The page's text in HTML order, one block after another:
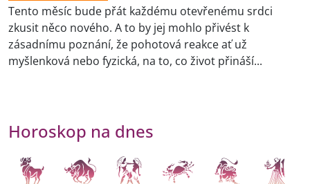
Tento měsíc bude přát každému otevřenému srdci
zkusit něco nového. A to by jej mohlo přivést k
zásadnímu poznání, že pohotová reakce ať už
myšlenková nebo fyzická, na to, co život přináší...
Horoskop na dnes